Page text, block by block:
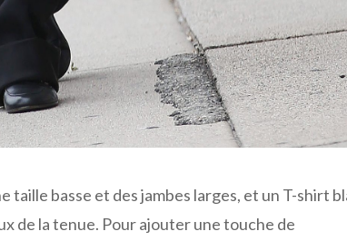
taille basse et des jambes larges, et un T-shirt
de la tenue. Pour ajouter une touche de